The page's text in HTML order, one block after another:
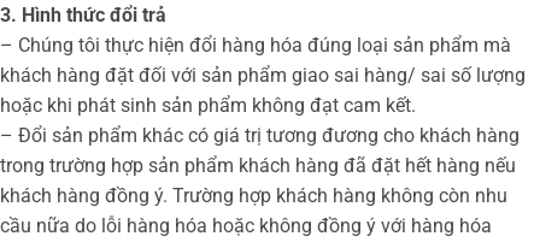
3. Hình thức đổi trả
– Chúng tôi thực hiện đổi hàng hóa đúng loại sản phẩm mà
khách hàng đặt đối với sản phẩm giao sai hàng/ sai số lượng
hoặc khi phát sinh sản phẩm không đạt cam kết.
– Đổi sản phẩm khác có giá trị tương đương cho khách hàng
trong trường hợp sản phẩm khách hàng đã đặt hết hàng nếu
khách hàng đồng ý. Trường hợp khách hàng không còn nhu
cầu nữa do lỗi hàng hóa hoặc không đồng ý với hàng hóa